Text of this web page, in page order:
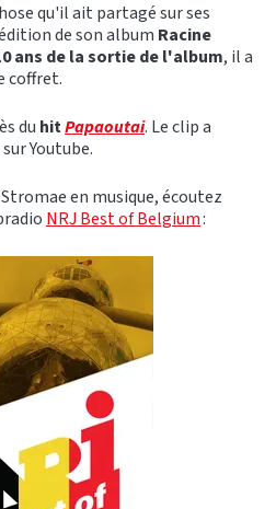
qu'il ait partagé sur ses
de son album Racine
ans de la sortie de l'album, il a
coffret.
du hitPapaoutai. Le clip a
Youtube.
en musique, écoutez
NRJ Best ofBelgium: